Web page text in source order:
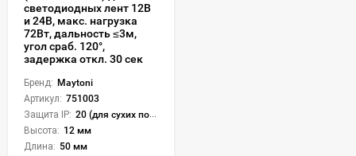
светодиодных лент 12В
и 24В, макс. нагрузка
72Вт, дальность ≤3м,
угол сраб. 120°,
задержка откл. 30 сек
Бренд: Maytoni
Артикул: 751003
Защита IP: 20 (для сухих пом.)
Высота: 12 мм
Длина: 50 мм